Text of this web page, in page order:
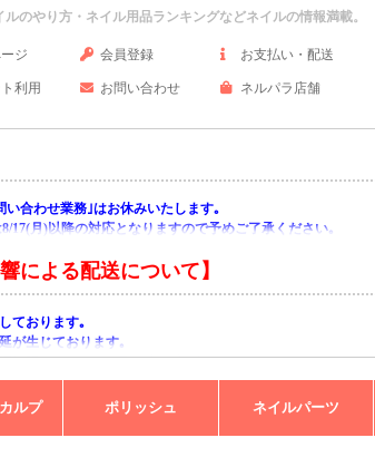
のやり方・ネイル用品ランキングなどネイルの情報満載。
ジ 会員登録 お支払い・配送
利用 お問い合わせ ネルパラ店舗
い合わせ業務｣はお休みいたします｡
17(月)以降の対応となりますので予めご了承ください｡
による配送について】
ております｡
が生じております｡
解賜りますようお願い申し上げます｡
ルプ ポリッシュ ネイルパーツ